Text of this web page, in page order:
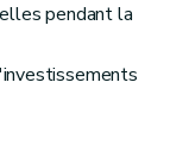
pendant la